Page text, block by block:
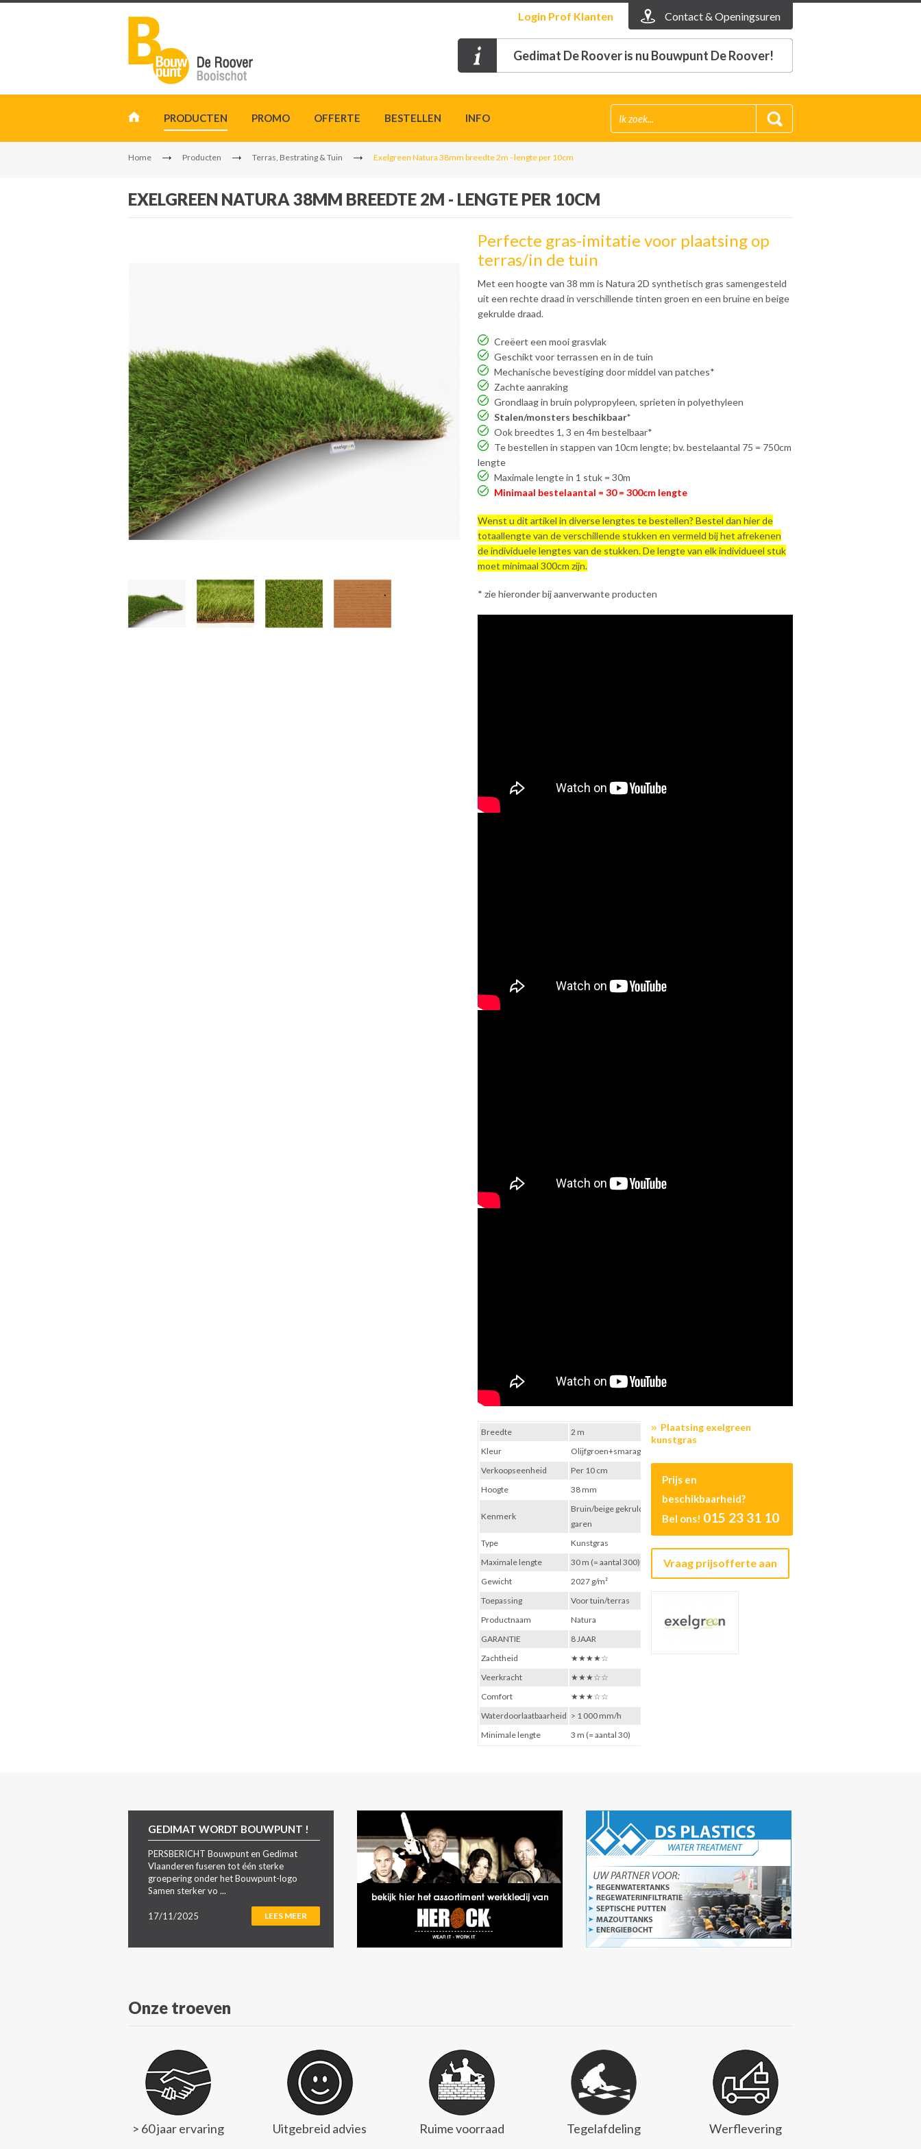
Login Prof Klanten Contact & Openingsuren
Gedimat De Roover is nu Bouwpunt De Roover!
PRODUCTEN PROMO OFFERTE BESTELLEN INFO
Home Producten Terras, Bestrating & Tuin Exelgreen Natura 38mm breedte 2m - lengte per 10cm
EXELGREEN NATURA 38MM BREEDTE 2M - LENGTE PER 10CM
Perfecte gras-imitatie voor plaatsing op
terras/in de tuin
Met een hoogte van 38 mm is Natura 2D synthetisch gras samengesteld
uit een rechte draad in verschillende tinten groen en een bruine en beige
gekrulde draad.
Creëert een mooi grasvlak
Geschikt voor terrassen en in de tuin
Mechanische bevestiging door middel van patches*
Zachte aanraking
Grondlaag in bruin polypropyleen, sprieten in polyethyleen
Stalen/monsters beschikbaar*
Ook breedtes 1, 3 en 4m bestelbaar*
Te bestellen in stappen van 10cm lengte; bv. bestelaantal 75 = 750cm
lengte
Maximale lengte in 1 stuk = 30m
Minimaal bestelaantal = 30 = 300cm lengte
Wenst u dit artikel in diverse lengtes te bestellen? Bestel dan hier de
totaallengte van de verschillende stukken en vermeld bij het afrekenen
de individuele lengtes van de stukken. De lengte van elk individueel stuk
moet minimaal 300cm zijn.
* zie hieronder bij aanverwante producten
Plaatsing exelgreen
kunstgras
Prijs en
beschikbaarheid?
Bel ons! 015 23 31 10
Vraag prijsofferte aan
Breedte
2 m
Kleur
Olijfgroen+smaragdgroen
Verkoopseenheid
Per 10 cm
Hoogte
38 mm
Kenmerk
Bruin/beige gekrulde
garen
Type
Kunstgras
Maximale lengte
30 m (= aantal 300)
Gewicht
2027 g/m²
Toepassing
Voor tuin/terras
Productnaam
Natura
GARANTIE
8 JAAR
Zachtheid
★★★★☆
Veerkracht
★★★☆☆
Comfort
★★★☆☆
Waterdoorlaatbaarheid > 1 000 mm/h
Minimale lengte
3 m (= aantal 30)
GEDIMAT WORDT BOUWPUNT !
PERSBERICHT Bouwpunt en Gedimat
Vlaanderen fuseren tot één sterke
groepering onder het Bouwpunt-logo
Samen sterker vo ...
17/11/2025 LEES MEER
Onze troeven
> 60 jaar ervaring Uitgebreid advies Ruime voorraad Tegelafdeling Werflevering